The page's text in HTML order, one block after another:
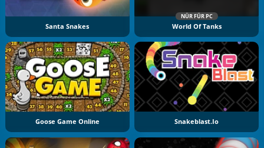
Santa Snakes
NÜR FÜR PC
World Of Tanks
Goose Game Online Snakeblast.io